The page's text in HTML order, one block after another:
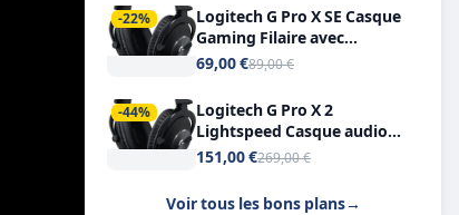
-22%
Logitech G Pro X SE Casque
Gaming Filaire avec
Microphone Micro
7.1
69,00 €89,00 €
-44%
Logitech G Pro X 2
Lightspeed Casque audio
bluetooth
151,00 €269,00 €
Voir tous les bons plans→